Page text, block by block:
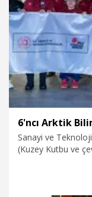
5.07.2026
6'ncı Arktik
Sanayi ve
(Kuzey Kutbu ve